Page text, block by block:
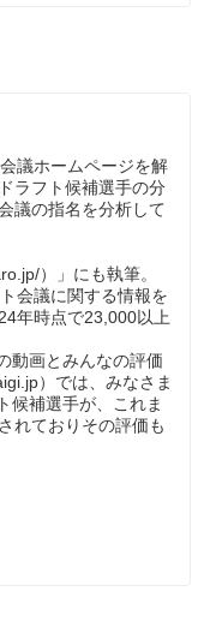
議ホームページを解
ラフト候補選手の分
議の指名を分析して
）」にも執筆。
会議に関する情報を
年時点で23,000以上
動画とみんなの評価
）では、みなさま
候補選手が、これま
れておりその評価も